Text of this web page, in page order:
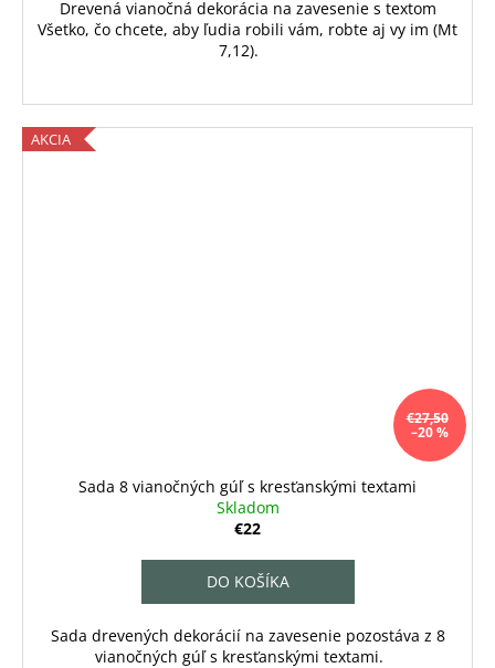
Drevená vianočná dekorácia na zavesenie s textom
Všetko, čo chcete, aby ľudia robili vám, robte aj vy im (Mt
7,12).
AKCIA
€27,50
–20 %
Sada 8 vianočných gúľ s kresťanskými textami
Skladom
€22
DO KOŠÍKA
Sada drevených dekorácií na zavesenie pozostáva z 8
vianočných gúľ s kresťanskými textami.